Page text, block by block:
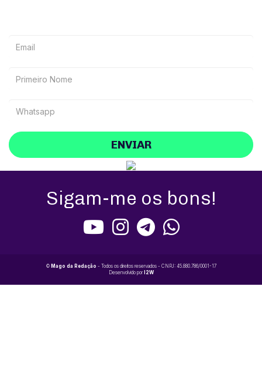
ENVIAR
Sigam-me os bons!
© Mago da Redação - Todos os direitos reservados - CNPJ: 45.880.786/0001-17
Desenvolvido por I2W